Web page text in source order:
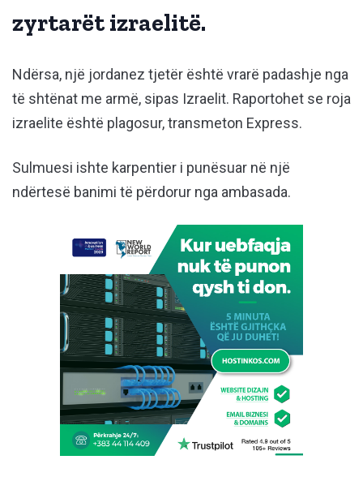
zyrtarët izraelitë.
Ndërsa, një jordanez tjetër është vrarë padashje nga
të shtënat me armë, sipas Izraelit. Raportohet se roja
izraelite është plagosur, transmeton Express.
Sulmuesi ishte karpentier i punësuar në një
ndërtesë banimi të përdorur nga ambasada.